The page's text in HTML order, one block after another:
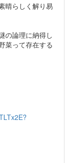
晴らしく解り易
の論理に納得し
菜って存在する